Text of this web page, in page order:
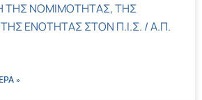
ΤΗΣ ΝΟΜΙΜΟΤΗΤΑΣ, ΤΗΣ
ΤΗΣ ΕΝΟΤΗΤΑΣ ΣΤΟΝ Π.Ι.Σ. / Α.Π.
»